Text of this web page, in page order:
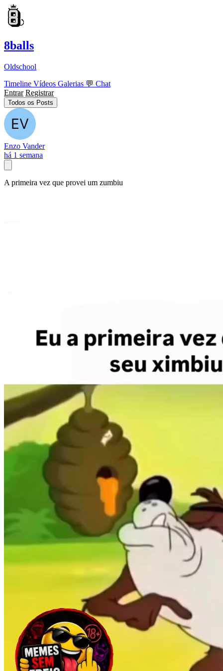
8balls
Oldschool
Timeline Vídeos Galerias 💬 Chat
Entrar Registrar
Todos os Posts
Enzo Vander
há 1 semana
A primeira vez que provei um zumbiu